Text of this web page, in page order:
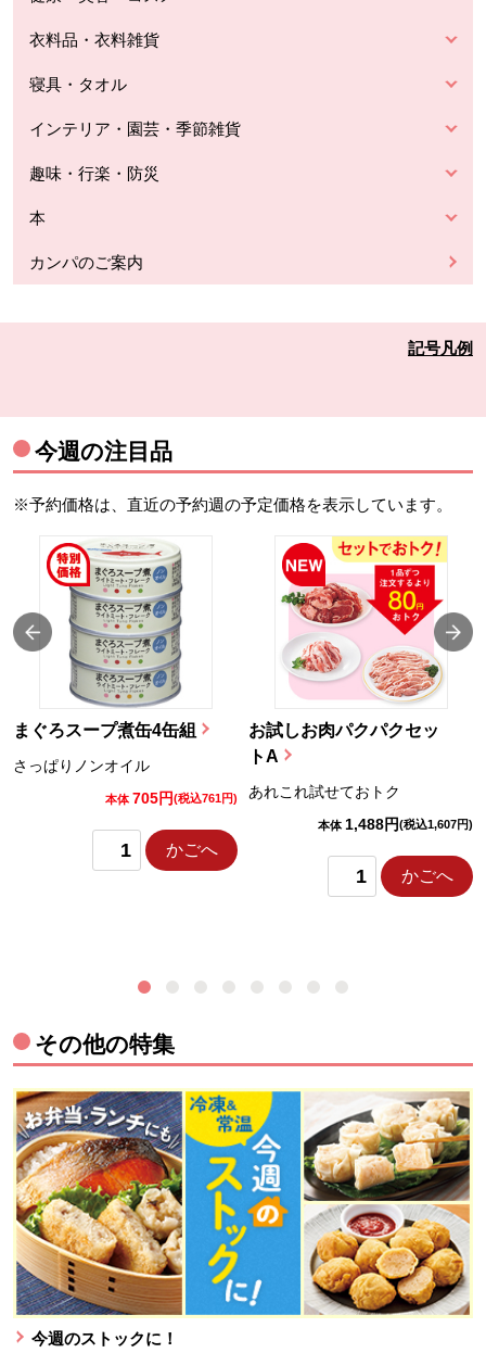
衣料品・衣料雑貨
寝具・タオル
インテリア・園芸・季節雑貨
趣味・行楽・防災
本
カンパのご案内
記号凡例
今週の注目品
※予約価格は、直近の予約週の予定価格を表示しています。
まぐろスープ煮缶4缶組
さっぱりノンオイル
本体 705円(税込761円)
かごへ
お試しお肉パクパクセッ
トA
あれこれ試せておトク
本体 1,488円(税込1,607円)
かごへ
その他の特集
今週のストックに！